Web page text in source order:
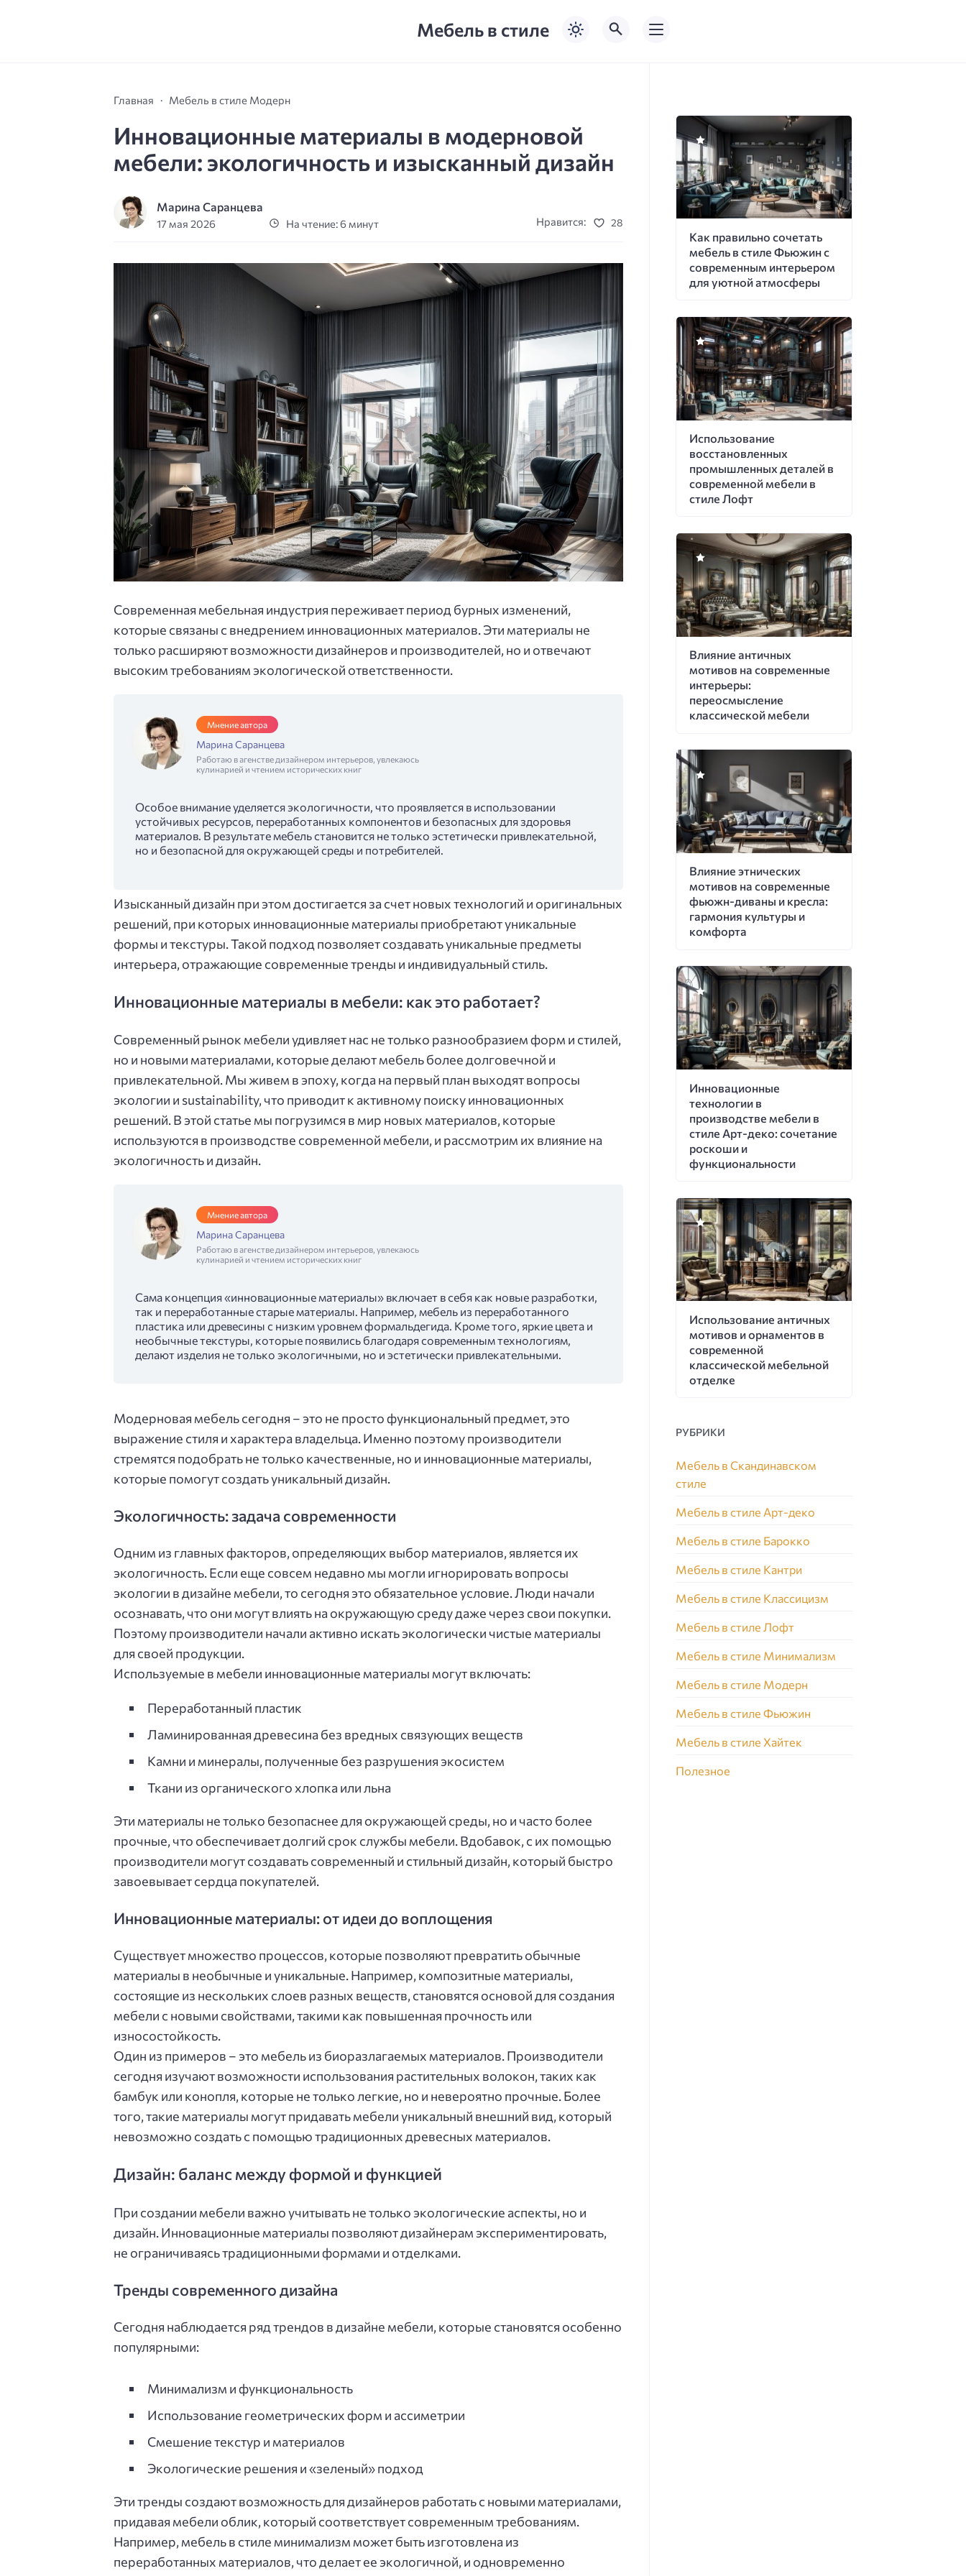
Мебель в стиле
Главная Мебель в стиле Модерн
Инновационные материалы в модерновой
мебели: экологичность и изысканный дизайн
Марина Саранцева
17 мая 2026 На чтение: 6 минут Нравится: 28
Современная мебельная индустрия переживает период бурных изменений,
которые связаны с внедрением инновационных материалов. Эти материалы не
только расширяют возможности дизайнеров и производителей, но и отвечают
высоким требованиям экологической ответственности.
Мнение автора
Марина Саранцева
Работаю в агенстве дизайнером интерьеров, увлекаюсь
кулинарией и чтением исторических книг
Особое внимание уделяется экологичности, что проявляется в использовании
устойчивых ресурсов, переработанных компонентов и безопасных для здоровья
материалов. В результате мебель становится не только эстетически привлекательной,
но и безопасной для окружающей среды и потребителей.
Изысканный дизайн при этом достигается за счет новых технологий и оригинальных
решений, при которых инновационные материалы приобретают уникальные
формы и текстуры. Такой подход позволяет создавать уникальные предметы
интерьера, отражающие современные тренды и индивидуальный стиль.
Инновационные материалы в мебели: как это работает?
Современный рынок мебели удивляет нас не только разнообразием форм и стилей,
но и новыми материалами, которые делают мебель более долговечной и
привлекательной. Мы живем в эпоху, когда на первый план выходят вопросы
экологии и sustainability, что приводит к активному поиску инновационных
решений. В этой статье мы погрузимся в мир новых материалов, которые
используются в производстве современной мебели, и рассмотрим их влияние на
экологичность и дизайн.
Мнение автора
Марина Саранцева
Работаю в агенстве дизайнером интерьеров, увлекаюсь
кулинарией и чтением исторических книг
Сама концепция «инновационные материалы» включает в себя как новые разработки,
так и переработанные старые материалы. Например, мебель из переработанного
пластика или древесины с низким уровнем формальдегида. Кроме того, яркие цвета и
необычные текстуры, которые появились благодаря современным технологиям,
делают изделия не только экологичными, но и эстетически привлекательными.
Модерновая мебель сегодня – это не просто функциональный предмет, это
выражение стиля и характера владельца. Именно поэтому производители
стремятся подобрать не только качественные, но и инновационные материалы,
которые помогут создать уникальный дизайн.
Экологичность: задача современности
Одним из главных факторов, определяющих выбор материалов, является их
экологичность. Если еще совсем недавно мы могли игнорировать вопросы
экологии в дизайне мебели, то сегодня это обязательное условие. Люди начали
осознавать, что они могут влиять на окружающую среду даже через свои покупки.
Поэтому производители начали активно искать экологически чистые материалы
для своей продукции.
Используемые в мебели инновационные материалы могут включать:
Переработанный пластик
Ламинированная древесина без вредных связующих веществ
Камни и минералы, полученные без разрушения экосистем
Ткани из органического хлопка или льна
Эти материалы не только безопаснее для окружающей среды, но и часто более
прочные, что обеспечивает долгий срок службы мебели. Вдобавок, с их помощью
производители могут создавать современный и стильный дизайн, который быстро
завоевывает сердца покупателей.
Инновационные материалы: от идеи до воплощения
Существует множество процессов, которые позволяют превратить обычные
материалы в необычные и уникальные. Например, композитные материалы,
состоящие из нескольких слоев разных веществ, становятся основой для создания
мебели с новыми свойствами, такими как повышенная прочность или
износостойкость.
Один из примеров – это мебель из биоразлагаемых материалов. Производители
сегодня изучают возможности использования растительных волокон, таких как
бамбук или конопля, которые не только легкие, но и невероятно прочные. Более
того, такие материалы могут придавать мебели уникальный внешний вид, который
невозможно создать с помощью традиционных древесных материалов.
Дизайн: баланс между формой и функцией
При создании мебели важно учитывать не только экологические аспекты, но и
дизайн. Инновационные материалы позволяют дизайнерам экспериментировать,
не ограничиваясь традиционными формами и отделками.
Тренды современного дизайна
Сегодня наблюдается ряд трендов в дизайне мебели, которые становятся особенно
популярными:
Минимализм и функциональность
Использование геометрических форм и ассиметрии
Смешение текстур и материалов
Экологические решения и «зеленый» подход
Эти тренды создают возможность для дизайнеров работать с новыми материалами,
придавая мебели облик, который соответствует современным требованиям.
Например, мебель в стиле минимализм может быть изготовлена из
переработанных материалов, что делает ее экологичной, и одновременно
Как правильно сочетать
мебель в стиле Фьюжин с
современным интерьером
для уютной атмосферы
Использование
восстановленных
промышленных деталей в
современной мебели в
стиле Лофт
Влияние античных
мотивов на современные
интерьеры:
переосмысление
классической мебели
Влияние этнических
мотивов на современные
фьюжн-диваны и кресла:
гармония культуры и
комфорта
Инновационные
технологии в
производстве мебели в
стиле Арт-деко: сочетание
роскоши и
функциональности
Использование античных
мотивов и орнаментов в
современной
классической мебельной
отделке
РУБРИКИ
Мебель в Скандинавском
стиле
Мебель в стиле Арт-деко
Мебель в стиле Барокко
Мебель в стиле Кантри
Мебель в стиле Классицизм
Мебель в стиле Лофт
Мебель в стиле Минимализм
Мебель в стиле Модерн
Мебель в стиле Фьюжин
Мебель в стиле Хайтек
Полезное